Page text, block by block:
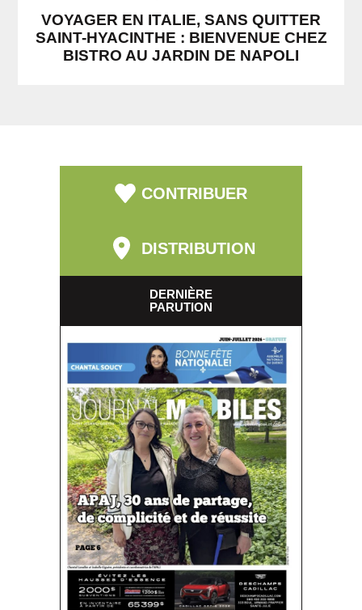
VOYAGER EN ITALIE, SANS QUITTER
SAINT-HYACINTHE : BIENVENUE CHEZ
BISTRO AU JARDIN DE NAPOLI
CONTRIBUER
DISTRIBUTION
DERNIÈRE
PARUTION